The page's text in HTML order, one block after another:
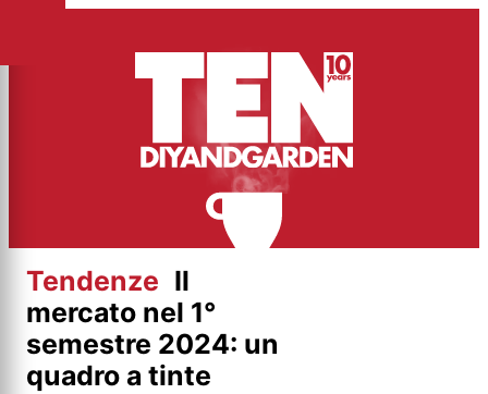
contenuto
Tendenze Il
mercato nel 1°
semestre 2024: un
quadro a tinte